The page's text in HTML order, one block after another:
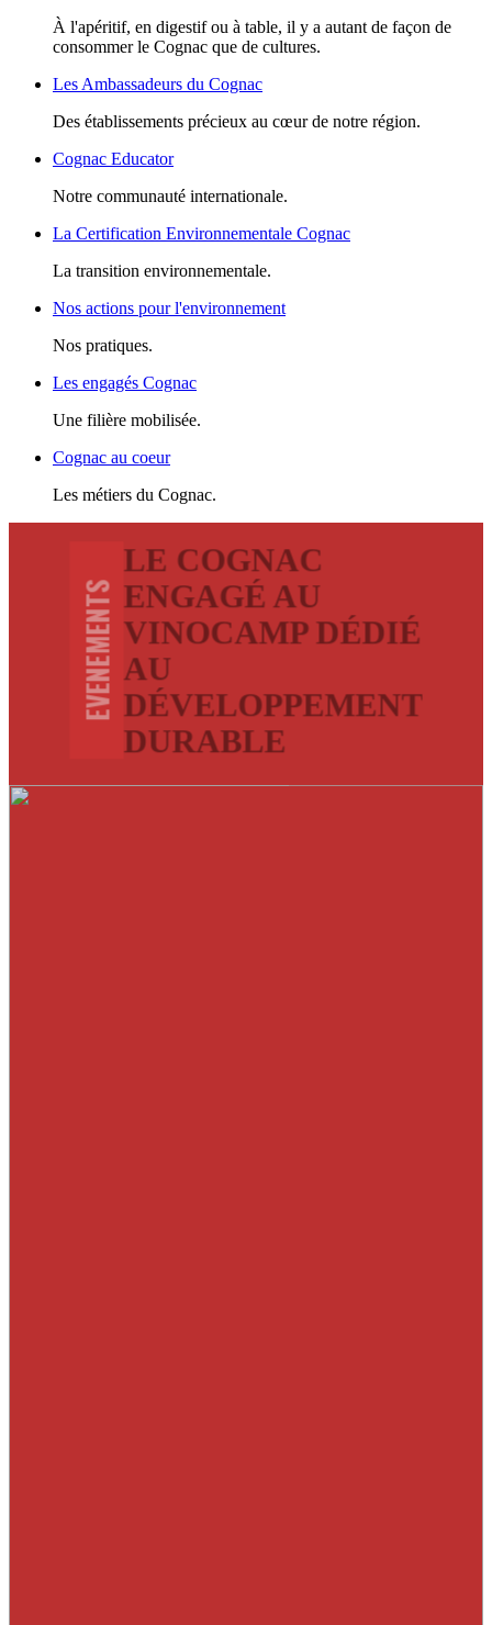
À l'apéritif, en digestif ou à table, il y a autant de façon de
consommer le Cognac que de cultures.
Les Ambassadeurs du Cognac
Des établissements précieux au cœur de notre région.
Cognac Educator
Notre communauté internationale.
La Certification Environnementale Cognac
La transition environnementale.
Nos actions pour l'environnement
Nos pratiques.
Les engagés Cognac
Une filière mobilisée.
Cognac au coeur
Les métiers du Cognac.
EVENEMENTS
LE COGNAC
ENGAGÉ AU
VINOCAMP DÉDIÉ
AU
DÉVELOPPEMENT
DURABLE